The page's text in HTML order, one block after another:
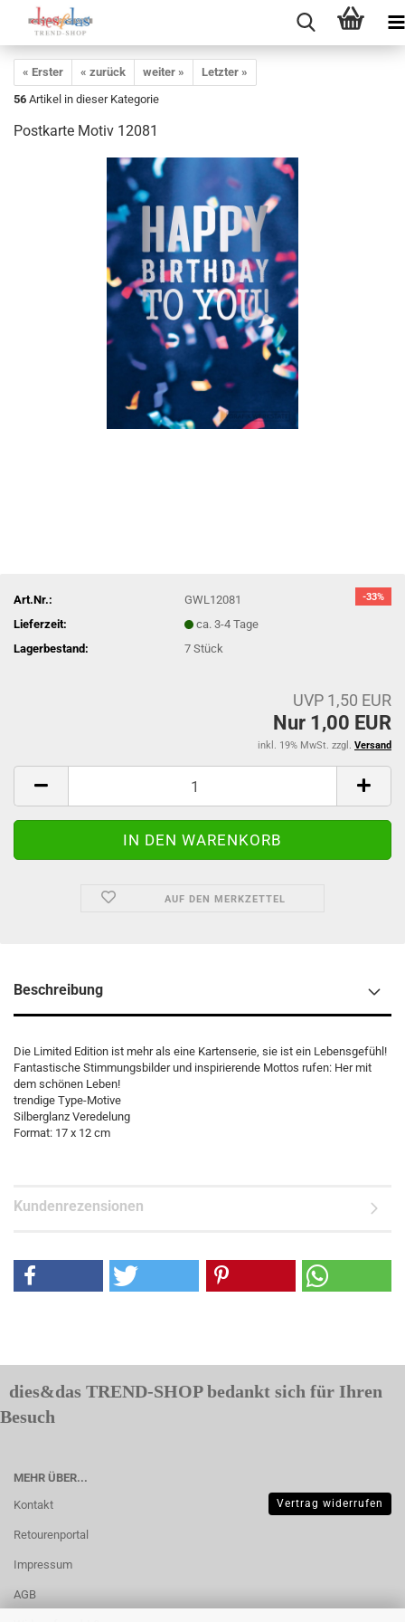
« Erster « zurück weiter »
Letzter »
56 Artikel in dieser Kategorie
Postkarte Motiv 12081
-33%
Art.Nr.:
GWL12081
Lieferzeit:
ca. 3-4 Tage
Lagerbestand:
7Stück
UVP 1,50 EUR
Nur 1,00 EUR
inkl. 19% MwSt. zzgl. Versand
AUF DEN MERKZETTEL
Beschreibung
Die Limited Edition ist mehr als eine Kartenserie, sie ist ein Lebensgefühl!
Fantastische Stimmungsbilder und inspirierende Mottos rufen: Her mit
dem schönen Leben!
trendige Type-Motive
Silberglanz Veredelung
Format: 17 x 12 cm
Kundenrezensionen
dies&das TREND-SHOP bedankt sich für Ihren
Besuch
MEHR ÜBER...
Kontakt
Retourenportal
Impressum
AGB
Vertrag widerrufen